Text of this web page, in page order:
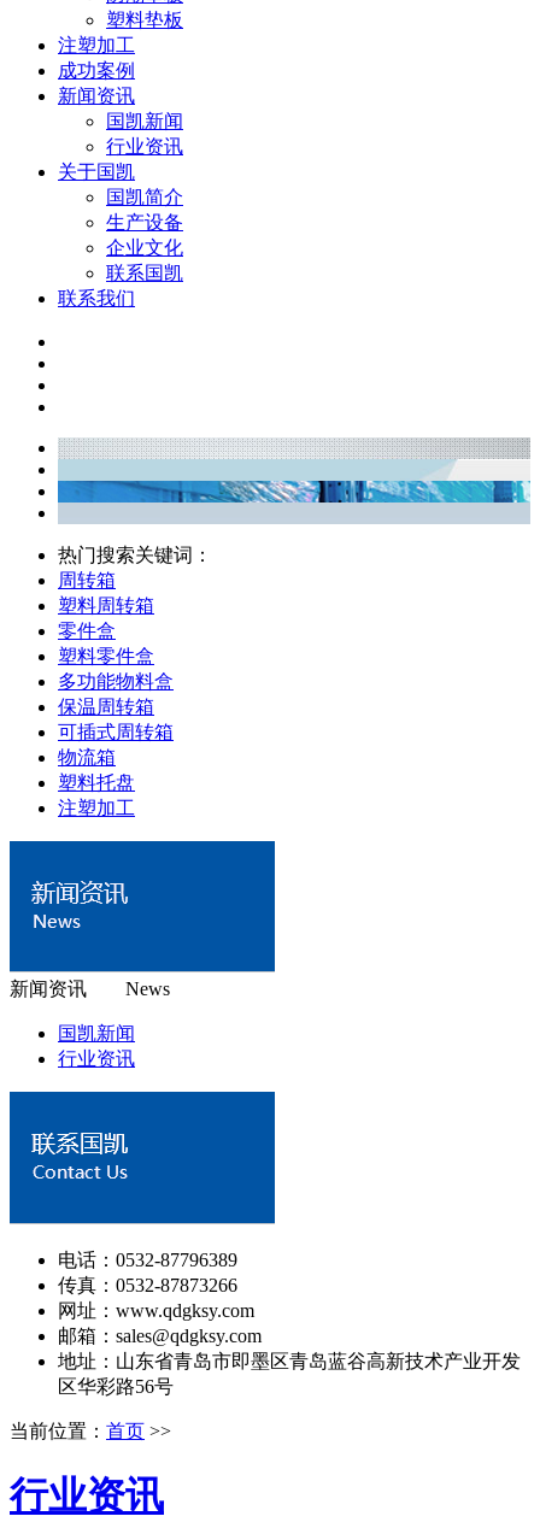
塑料垫板
注塑加工
成功案例
新闻资讯
国凯新闻
行业资讯
关于国凯
国凯简介
生产设备
企业文化
联系国凯
联系我们
热门搜索关键词：
周转箱
塑料周转箱
零件盒
塑料零件盒
多功能物料盒
保温周转箱
可插式周转箱
物流箱
塑料托盘
注塑加工
新闻资讯 News
国凯新闻
行业资讯
电话：0532-87796389
传真：0532-87873266
网址：www.qdgksy.com
邮箱：sales@qdgksy.com
地址：山东省青岛市即墨区青岛蓝谷高新技术产业开发
区华彩路56号
当前位置： 首页 >>
行业资讯